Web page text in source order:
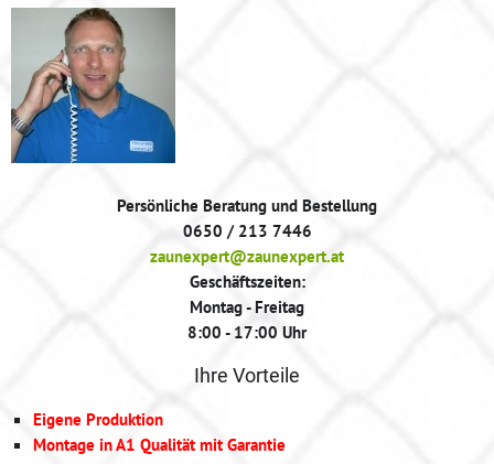
Persönliche Beratung und Bestellung
0650 / 213 7446
zaunexpert@zaunexpert.at
Geschäftszeiten:
Montag - Freitag
8:00 - 17:00 Uhr
Ihre Vorteile
Eigene Produktion
Montage in A1 Qualität mit Garantie